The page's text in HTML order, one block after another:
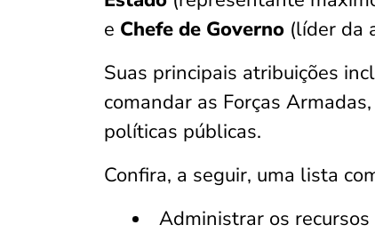
e Chefe de Governo (líder da
Suas principais atribuições
comandar as Forças
políticas públicas.
Confira, a seguir, uma lista
Administrar os